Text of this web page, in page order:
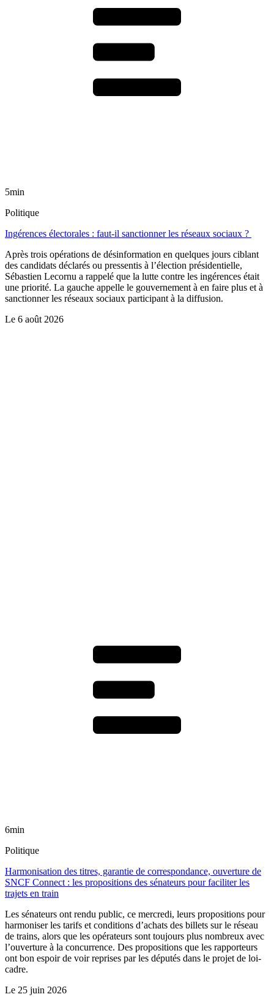
5min
Politique
Ingérences électorales : faut-il sanctionner les réseaux sociaux ?
Après trois opérations de désinformation en quelques jours ciblant
des candidats déclarés ou pressentis à l’élection présidentielle,
Sébastien Lecornu a rappelé que la lutte contre les ingérences était
une priorité. La gauche appelle le gouvernement à en faire plus et à
sanctionner les réseaux sociaux participant à la diffusion.
Le 6 août 2026
6min
Politique
Harmonisation des titres, garantie de correspondance, ouverture de
SNCF Connect : les propositions des sénateurs pour faciliter les
trajets en train
Les sénateurs ont rendu public, ce mercredi, leurs propositions pour
harmoniser les tarifs et conditions d’achats des billets sur le réseau
de trains, alors que les opérateurs sont toujours plus nombreux avec
l’ouverture à la concurrence. Des propositions que les rapporteurs
ont bon espoir de voir reprises par les députés dans le projet de loi-
cadre.
Le 25 juin 2026